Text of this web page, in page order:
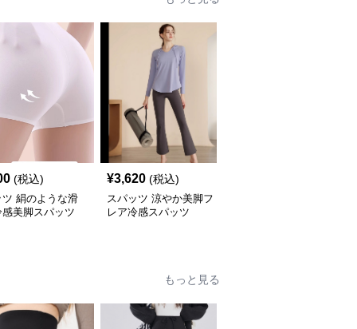
(税込)
ツ 絹のような滑
感美脚スパッツ
¥3,620 (税込)
スパッツ 涼やか美脚フ
レア冷感スパッツ
もっと見る